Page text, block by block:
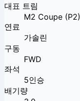
대표 트림
M2 Coupe (P2)
연료
가솔린
구동
FWD
좌석
5인승
배기량